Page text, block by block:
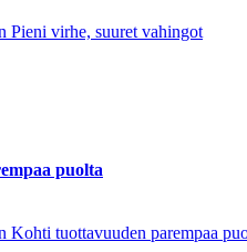
Pieni virhe, suuret vahingot
puolta
Kohti tuottavuuden parempaa